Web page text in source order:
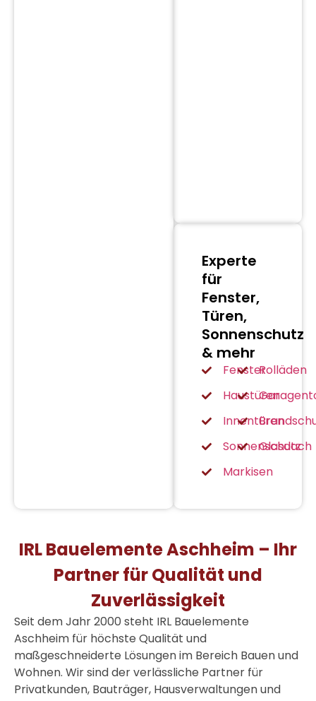
Experte
für
Fenster,
Türen,
Sonnenschutz
& mehr
Fenster
Haustüren
Innentüren
Sonnenschutz
Markisen
Rolläden
Glasdach
IRL Bauelemente Aschheim – Ihr
Partner für Qualität und
Zuverlässigkeit
Seit dem Jahr 2000 steht IRL Bauelemente
Aschheim für höchste Qualität und
maßgeschneiderte Lösungen im Bereich Bauen und
Wohnen. Wir sind der verlässliche Partner für
Privatkunden, Bauträger, Hausverwaltungen und